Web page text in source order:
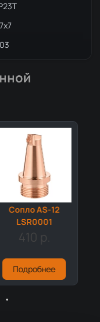
Сопло AS-12
LSR0001
410 р.
Подробнее